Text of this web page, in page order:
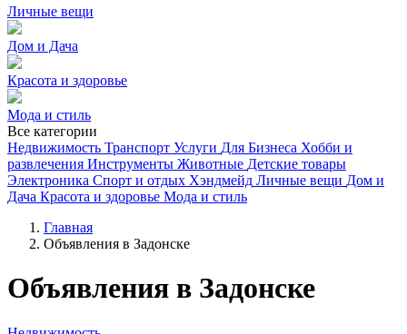
Личные вещи
Дом и Дача
Красота и здоровье
Мода и стиль
Все категории
Недвижимость Транспорт Услуги Для Бизнеса Хобби и
развлечения Инструменты Животные Детские товары
Электроника Спорт и отдых Хэндмейд Личные вещи Дом и
Дача Красота и здоровье Мода и стиль
Главная
Объявления в Задонске
Объявления в Задонске